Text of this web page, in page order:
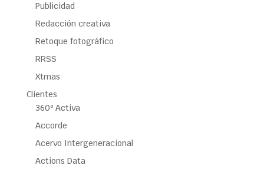
Publicidad
Redacción creativa
Retoque fotográfico
RRSS
Xtmas
Clientes
360º Activa
Accorde
Acervo Intergeneracional
Actions Data